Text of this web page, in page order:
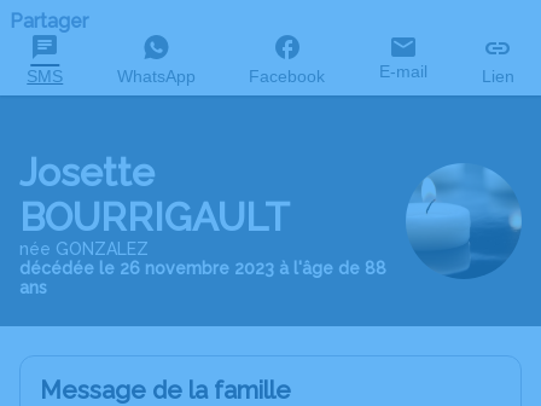
Partager
SMS WhatsApp Facebook E-mail Lien
Josette
BOURRIGAULT
née GONZALEZ
décédée le 26 novembre 2023 à l'âge de 88
ans
Message de la famille